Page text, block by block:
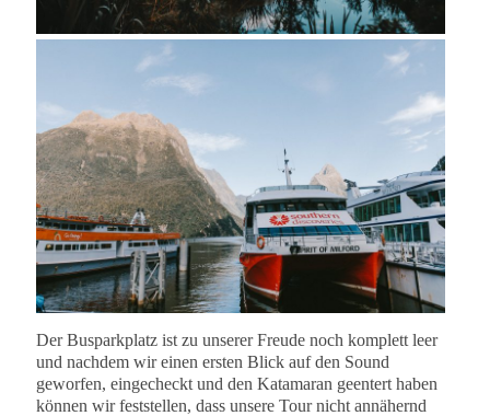
Der Busparkplatz ist zu unserer Freude noch komplett leer
und nachdem wir einen ersten Blick auf den Sound
geworfen, eingecheckt und den Katamaran geentert haben
können wir feststellen, dass unsere Tour nicht annähernd